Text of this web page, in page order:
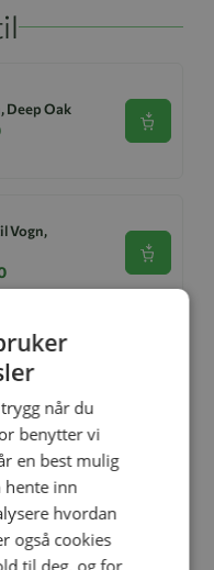
Deep Oak
Se
Vogn,
Se
- Limited
Beige
når du
benytter vi
en best mulig
hente inn
hvordan
også cookies
til deg, og for